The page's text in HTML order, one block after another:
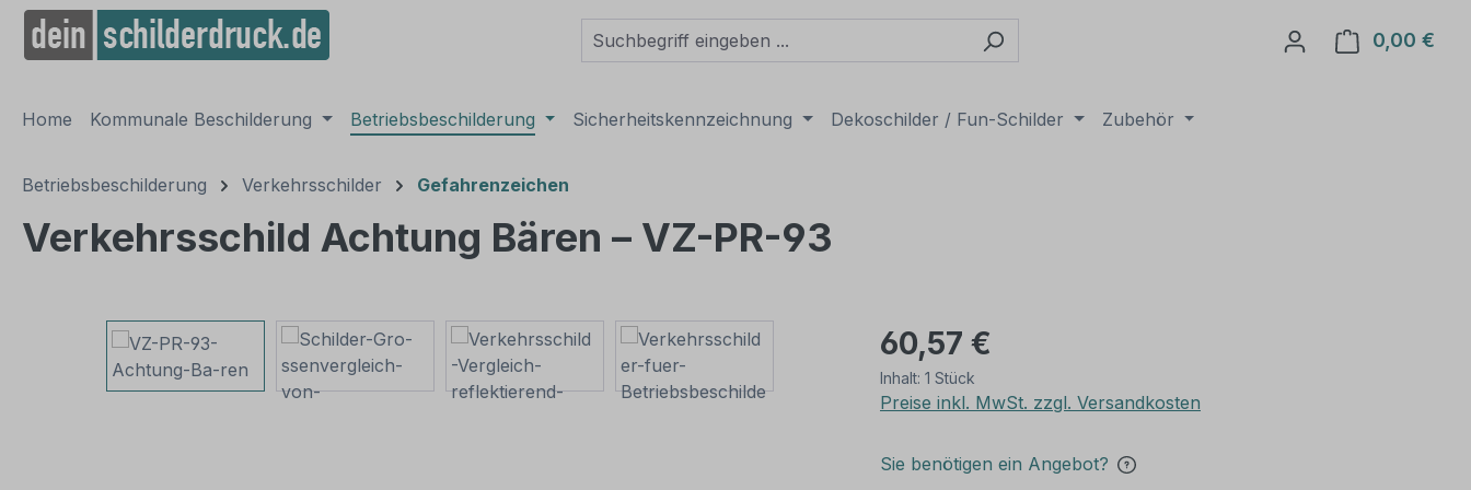
Zur Hauptnavigation springen
0,00 €
Home Kommunale Beschilderung Betriebsbeschilderung Sicherheitskennzeichnung Dekoschilder / Fun-Schilder Zubehör
Betriebsbeschilderung Verkehrsschilder Gefahrenzeichen
Verkehrsschild Achtung Bären – VZ-PR-93
Bildergalerie überspringen 60,57 €
Inhalt: 1 Stück
Preise inkl. MwSt. zzgl. Versandkosten
Sie benötigen ein Angebot?